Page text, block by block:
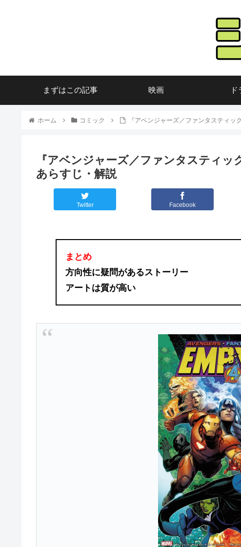
まずはこの記事 映画 ド
ホーム コミック 『アベンジャーズ／ファンタスティ
『アベンジャーズ／ファンタスティッ
あらすじ・解説
Twitter Facebook
まとめ
方向性に疑問があるストーリー
アートは質が高い